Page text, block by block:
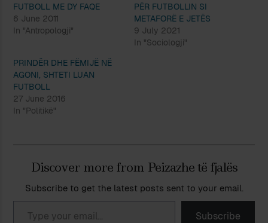
FUTBOLL ME DY FAQE
6 June 2011
In "Antropologji"
PËR FUTBOLLIN SI
METAFORË E JETËS
9 July 2021
In "Sociologji"
PRINDËR DHE FËMIJË NË
AGONI, SHTETI LUAN
FUTBOLL
27 June 2016
In "Politikë"
Discover more from Peizazhe të fjalës
Subscribe to get the latest posts sent to your email.
Type your email…
Subscribe